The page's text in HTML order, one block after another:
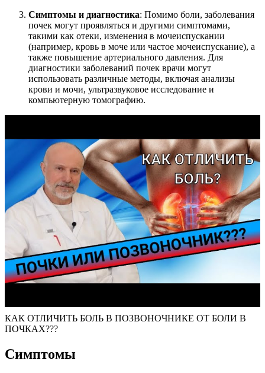
Симптомы и диагностика: Помимо боли, заболевания
почек могут проявляться и другими симптомами,
такими как отеки, изменения в мочеиспускании
(например, кровь в моче или частое мочеиспускание), а
также повышение артериального давления. Для
диагностики заболеваний почек врачи могут
использовать различные методы, включая анализы
крови и мочи, ультразвуковое исследование и
компьютерную томографию.
КАК ОТЛИЧИТЬ БОЛЬ В ПОЗВОНОЧНИКЕ ОТ БОЛИ В
ПОЧКАХ???
Симптомы